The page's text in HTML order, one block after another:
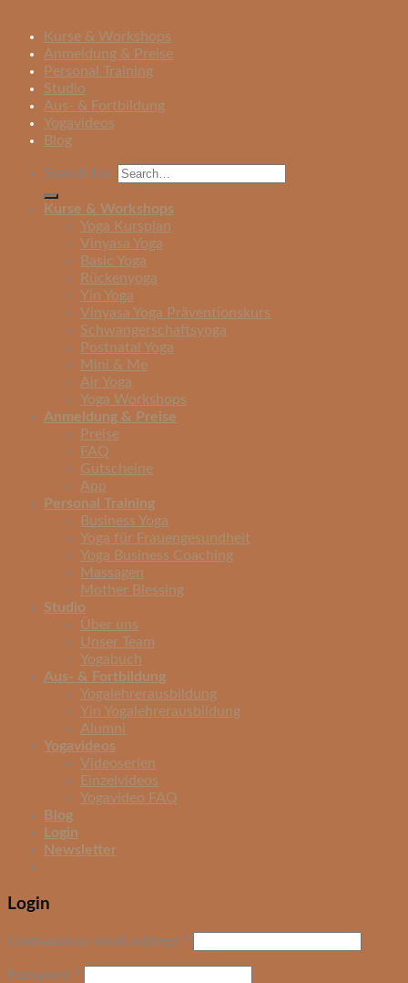
Kurse & Workshops
Anmeldung & Preise
Personal Training
Studio
Aus- & Fortbildung
Yogavideos
Blog
Search for:
Kurse & Workshops
Yoga Kursplan
Vinyasa Yoga
Basic Yoga
Rückenyoga
Yin Yoga
Vinyasa Yoga Präventionskurs
Schwangerschaftsyoga
Postnatal Yoga
Mini & Me
Air Yoga
Yoga Workshops
Anmeldung & Preise
Preise
FAQ
Gutscheine
App
Personal Training
Business Yoga
Yoga für Frauengesundheit
Yoga Business Coaching
Massagen
Mother Blessing
Studio
Über uns
Unser Team
Yogabuch
Aus- & Fortbildung
Yogalehrerausbildung
Yin Yogalehrerausbildung
Alumni
Yogavideos
Videoserien
Einzelvideos
Yogavideo FAQ
Blog
Login
Newsletter
Login
Username or email address *
Password *